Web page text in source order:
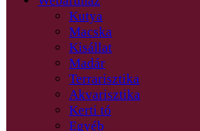
Kutya
Macska
Kisállat
Madár
Terrarisztika
Akvarisztika
Kerti tó
Egyéb